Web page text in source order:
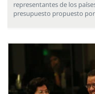
representantes de los
presupuesto propuesto